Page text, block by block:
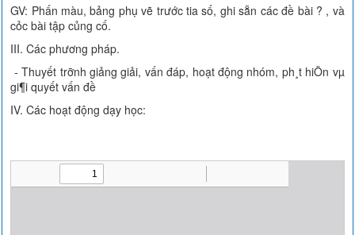
GV: Phấn màu, bảng phụ vẽ trước tia số, ghi sẵn các đề bài ? , và
cỏc bài tập củng cố.
III. Các phương pháp.
- Thuyết trỡnh giảng giải, vấn đáp, hoạt động nhóm, ph¸t hiÖn vµ
gi¶i quyết vấn đề
IV. Các hoạt động dạy học: